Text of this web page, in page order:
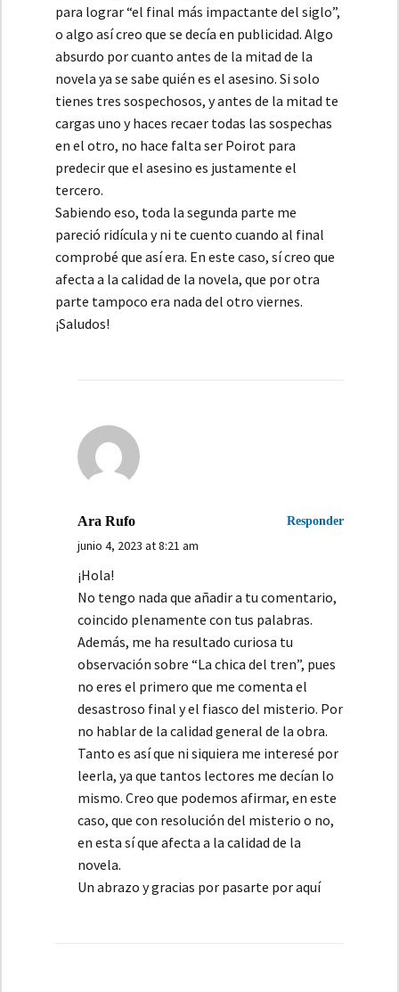
para lograr “el final más impactante del siglo”,
o algo así creo que se decía en publicidad. Algo
absurdo por cuanto antes de la mitad de la
novela ya se sabe quién es el asesino. Si solo
tienes tres sospechosos, y antes de la mitad te
cargas uno y haces recaer todas las sospechas
en el otro, no hace falta ser Poirot para
predecir que el asesino es justamente el
tercero.
Sabiendo eso, toda la segunda parte me
pareció ridícula y ni te cuento cuando al final
comprobé que así era. En este caso, sí creo que
afecta a la calidad de la novela, que por otra
parte tampoco era nada del otro viernes.
¡Saludos!
Ara Rufo Responder
junio 4, 2023 at 8:21 am
¡Hola!
No tengo nada que añadir a tu comentario,
coincido plenamente con tus palabras.
Además, me ha resultado curiosa tu
observación sobre “La chica del tren”, pues
no eres el primero que me comenta el
desastroso final y el fiasco del misterio. Por
no hablar de la calidad general de la obra.
Tanto es así que ni siquiera me interesé por
leerla, ya que tantos lectores me decían lo
mismo. Creo que podemos afirmar, en este
caso, que con resolución del misterio o no,
en esta sí que afecta a la calidad de la
novela.
Un abrazo y gracias por pasarte por aquí